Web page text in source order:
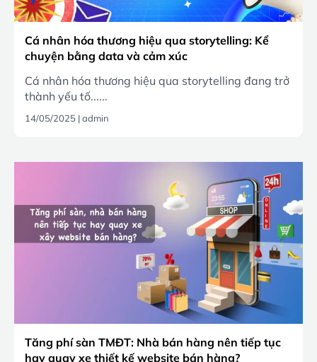
Cá nhân hóa thương hiệu qua storytelling: Kể
chuyện bằng data và cảm xúc
Cá nhân hóa thương hiệu qua storytelling đang trở
thành yếu tố......
14/05/2025 |admin
Tăng phí sàn TMĐT: Nhà bán hàng nên tiếp tục
hay quay xe thiết kế website bán hàng?